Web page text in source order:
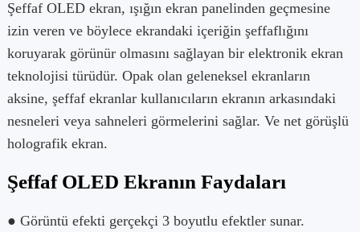
Şeffaf OLED ekran, ışığın ekran panelinden geçmesine
izin veren ve böylece ekrandaki içeriğin şeffaflığını
koruyarak görünür olmasını sağlayan bir elektronik ekran
teknolojisi türüdür. Opak olan geleneksel ekranların
aksine, şeffaf ekranlar kullanıcıların ekranın arkasındaki
nesneleri veya sahneleri görmelerini sağlar. Ve net görüşlü
holografik ekran.
Şeffaf OLED Ekranın Faydaları
● Görüntü efekti gerçekçi 3 boyutlu efektler sunar.